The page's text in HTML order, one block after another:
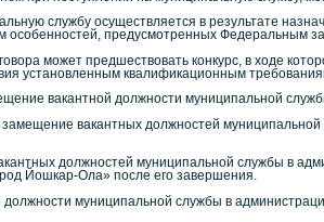
службу осуществляется в результате
особенностей, предусмотренных Федеральным
может предшествовать конкурс, в ходе
установленным квалификационным
вакантной должности муниципальной
вакантных должностей
должностей муниципальной службы в
Йошкар-Ола» после его завершения.
муниципальной службы в